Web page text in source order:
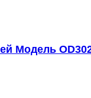
Модель